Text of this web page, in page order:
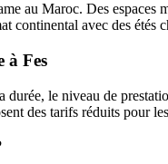
au Maroc. Des
continental avec des étés
à Fes
durée, le niveau de
des tarifs réduits pour